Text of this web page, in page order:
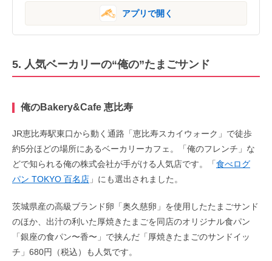
アプリで開く
5. 人気ベーカリーの“俺の”たまごサンド
俺のBakery&Cafe 恵比寿
JR恵比寿駅東口から動く通路「恵比寿スカイウォーク」で徒歩
約5分ほどの場所にあるベーカリーカフェ。「俺のフレンチ」な
どで知られる俺の株式会社が手がける人気店です。「食べログ
パン TOKYO 百名店 」にも選出されました。
茨城県産の高級ブランド卵「奥久慈卵」を使用したたまごサンド
のほか、出汁の利いた厚焼きたまごを同店のオリジナル食パン
「銀座の食パン〜香〜」で挟んだ「厚焼きたまごのサンドイッ
チ」680円（税込）も人気です。